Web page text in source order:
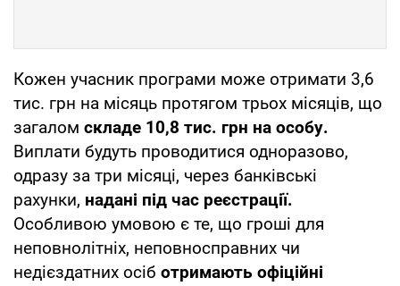
Кожен учасник програми може отримати 3,6
тис. грн на місяць протягом трьох місяців, що
загалом складе 10,8 тис. грн на особу.
Виплати будуть проводитися одноразово,
одразу за три місяці, через банківські
рахунки, надані під час реєстрації.
Особливою умовою є те, що гроші для
неповнолітніх, неповносправних чи
недієздатних осіб отримають офіційні